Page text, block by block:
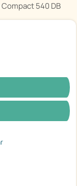
540 DB